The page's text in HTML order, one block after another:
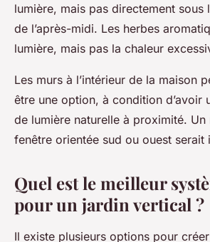
lumière, mais pas directement sous
de l’après-midi. Les herbes
lumière, mais pas la chaleur
Les murs à l’intérieur de la maison
être une option, à condition d’avoir
de lumière naturelle à proximité. Un
fenêtre orientée sud ou ouest serait
Quel est le meilleur
pour un jardin vertical ?
Il existe plusieurs options pour